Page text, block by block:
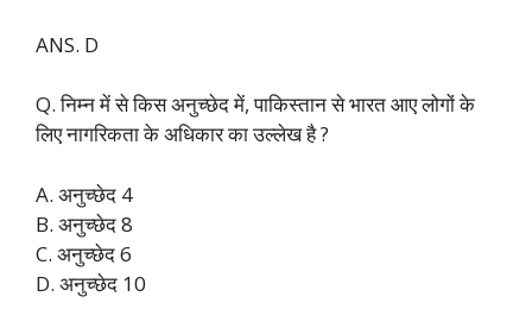
ANS. D
Q. निम्न में से किस अनुच्छेद में, पाकिस्तान से भारत आए लोगों के
लिए नागरिकता के अधिकार का उल्लेख है ?
A. अनुच्छेद 4
B. अनुच्छेद 8
C. अनुच्छेद 6
D. अनुच्छेद 10